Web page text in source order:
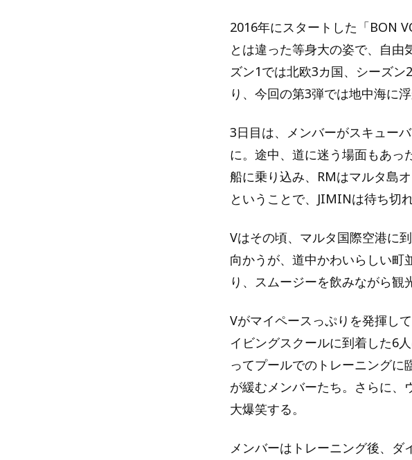
2016年にスタートした「BON
とは違った等身大の姿で、自
ズン1では北欧3カ国、シーズ
り、今回の第3弾では地中海に
3日目は、メンバーがスキュー
に。途中、道に迷う場面もあっ
船に乗り込み、RMはマルタ島
ということで、JIMINは待ち切
Vはその頃、マルタ国際空港に
向かうが、道中かわいらしい町
り、スムージーを飲みながら観
Vがマイペースっぷりを発揮し
イビングスクールに到着した6
ってプールでのトレーニング
が緩むメンバーたち。さらに
大爆笑する。
メンバーはトレーニング後、ダ